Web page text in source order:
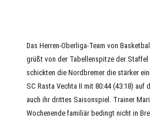
Das Herren-Oberliga-Team von
grüßt von der Tabellenspitze der Staffel
schickten die Nordbremer die stärker
SC Rasta Vechta II mit 80:44 (43:18) auf
auch ihr drittes Saisonspiel. Trainer
Wochenende familiär bedingt nicht in